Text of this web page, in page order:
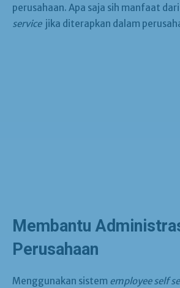
perusahaan. Apa saja sih manfaat dari
service jika diterapkan dalam
Membantu
Perusahaan
Menggunakan sistem employee self